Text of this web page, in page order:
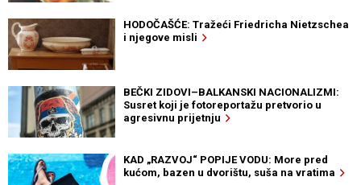
HODOČAŠĆE: Tražeći Friedricha Nietzschea
i njegove misli
BEČKI ZIDOVI–BALKANSKI NACIONALIZMI:
Susret koji je fotoreportažu pretvorio u
agresivnu prijetnju
KAD „RAZVOJ“ POPIJE VODU: More pred
kućom, bazen u dvorištu, suša na vratima